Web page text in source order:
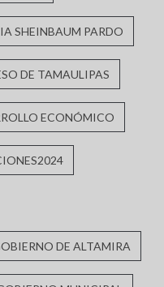
SHEINBAUM PARDO
DE TAMAULIPAS
ECONÓMICO
DE ALTAMIRA